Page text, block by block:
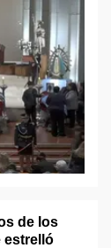
de los
estrelló